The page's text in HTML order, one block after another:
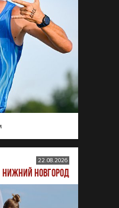
22.08.2026
НИЖНИЙ НОВГОРОД